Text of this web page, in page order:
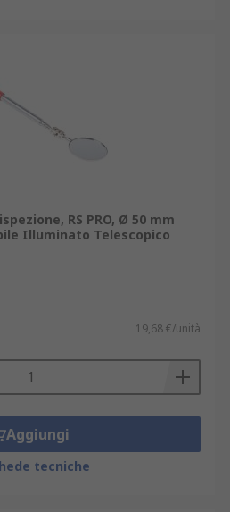
RS PRO, Ø 50 mm
Illuminato Telescopico
19,68 €/unità
Aggiungi
tecniche